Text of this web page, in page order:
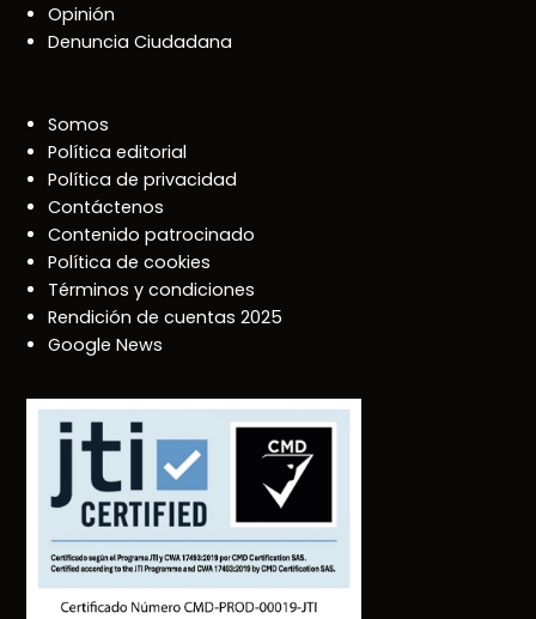
Opinión
Denuncia Ciudadana
Somos
Política editorial
Política de privacidad
Contáctenos
Contenido patrocinado
Política de cookies
Términos y condiciones
Rendición de cuentas 2025
Google News